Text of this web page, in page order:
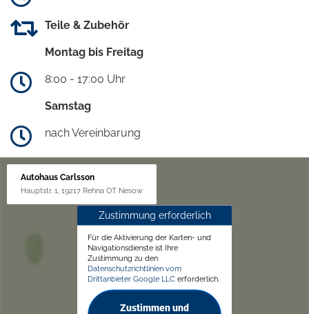
Teile & Zubehör
Montag bis Freitag
8:00 - 17:00 Uhr
Samstag
nach Vereinbarung
Autohaus Carlsson
Hauptstr. 1, 19217 Rehna OT Nesow
Zustimmung erforderlich
Für die Aktivierung der Karten- und
Navigationsdienste ist Ihre
Zustimmung zu den
Datenschutzrichtlinien vom
Drittanbieter Google LLC erforderlich.
Zustimmen und